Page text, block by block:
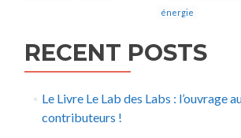
énergie
RECENT POSTS
Le Livre Le Lab des Labs : l’ouvrage
contributeurs !